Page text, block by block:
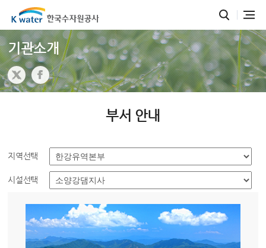
기관소개
부서 안내
지역선택
시설선택